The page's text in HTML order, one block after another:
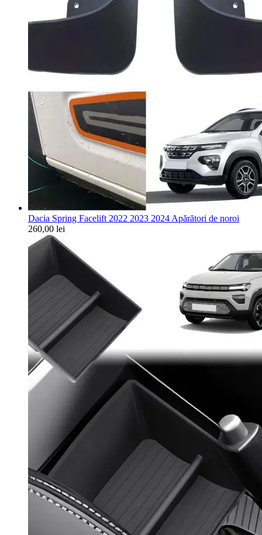
Dacia Spring Facelift 2022 2023 2024 Apărători de noroi
260,00 lei